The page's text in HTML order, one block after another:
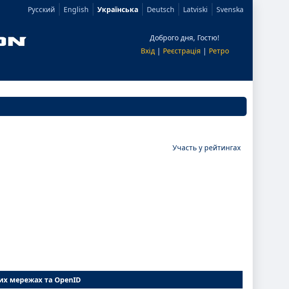
Русский English Українська Deutsch Latviski Svenska
Доброго дня, Гостю!
Вхід| Реєстрація | Ретро
Участь у рейтингах
мережах та OpenID